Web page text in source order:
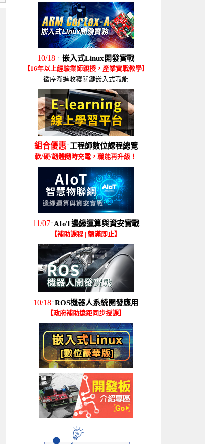
10/18 ↑ 嵌入式Linux開發實戰
【16年以上經驗業師親授，產業實戰教學】
循序漸進收穫關鍵嵌入式職能
組合優惠↑ 工程師數位課程總覽
軟/硬/韌體隨時充電，職能再升級！
11/07↑ AIoT邊緣運算與資安實戰
【補助課程 | 額滿即止】
10/18↑ROS機器人系統開發應用
【政府補助遠距同步授課】